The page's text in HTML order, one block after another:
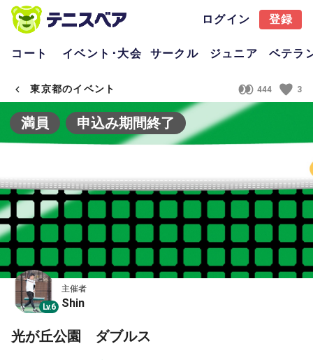
ログイン 登録
コート イベント･大会 サークル ジュニア ベテラ
東京都のイベント 444 3
満員 申込み期間終了
Lv.6
主催者
Shin
光が丘公園 ダブルス